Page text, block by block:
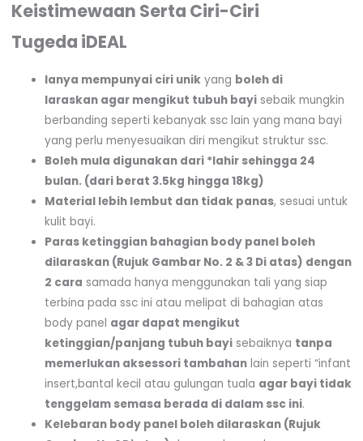
Keistimewaan Serta Ciri-Ciri
Tugeda iDEAL
Ianya mempunyai ciri unikyang boleh di
laraskan agar mengikut tubuh bayisebaik mungkin
berbanding seperti kebanyak ssc lain yang mana bayi
yang perlu menyesuaikan diri mengikut struktur ssc.
Boleh mula digunakan dari *lahir sehingga 24
bulan. (dari berat 3.5kg hingga 18kg)
Material lebih lembut dan tidak panas, sesuai untuk
kulit bayi.
Paras ketinggian bahagian body panel boleh
dilaraskan (Rujuk Gambar No. 2 & 3 Di atas) dengan
2 cara samada hanya menggunakan tali yang siap
terbina pada ssc ini atau melipat di bahagian atas
body panel agar dapat mengikut
ketinggian/panjang tubuh bayisebaiknya tanpa
memerlukan aksessori tambahanlain seperti “infant
insert,bantal kecil atau gulungan tuala agar bayi tidak
tenggelam semasa berada di dalam ssc ini.
Kelebaran body panel boleh dilaraskan (Rujuk